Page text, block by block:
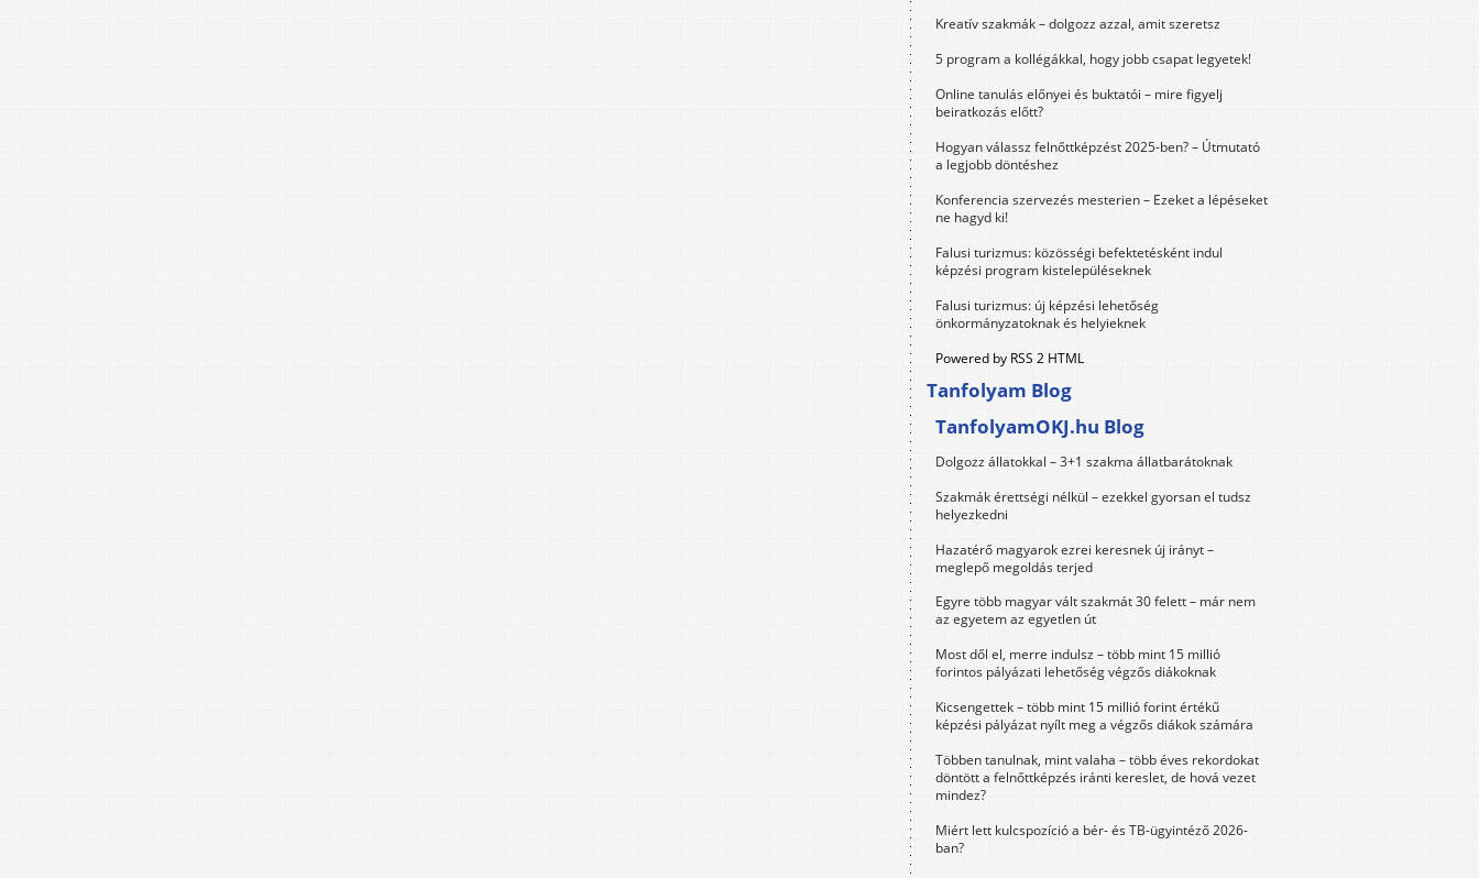
Kreatív szakmák – dolgozz azzal, amit szeretsz
5 program a kollégákkal, hogy jobb csapat legyetek!
Online tanulás előnyei és buktatói – mire figyelj
beiratkozás előtt?
Hogyan válassz felnőttképzést 2025-ben? – Útmutató
a legjobb döntéshez
Konferencia szervezés mesterien – Ezeket a lépéseket
ne hagyd ki!
Falusi turizmus: közösségi befektetésként indul
képzési program kistelepüléseknek
Falusi turizmus: új képzési lehetőség
önkormányzatoknak és helyieknek
Powered by RSS 2 HTML
Tanfolyam Blog
TanfolyamOKJ.hu Blog
Dolgozz állatokkal – 3+1 szakma állatbarátoknak
Szakmák érettségi nélkül – ezekkel gyorsan el tudsz
helyezkedni
Hazatérő magyarok ezrei keresnek új irányt –
meglepő megoldás terjed
Egyre több magyar vált szakmát 30 felett – már nem
az egyetem az egyetlen út
Most dől el, merre indulsz – több mint 15 millió
forintos pályázati lehetőség végzős diákoknak
Kicsengettek – több mint 15 millió forint értékű
képzési pályázat nyílt meg a végzős diákok számára
Többen tanulnak, mint valaha – több éves rekordokat
döntött a felnőttképzés iránti kereslet, de hová vezet
mindez?
Miért lett kulcspozíció a bér- és TB-ügyintéző 2026-
ban?